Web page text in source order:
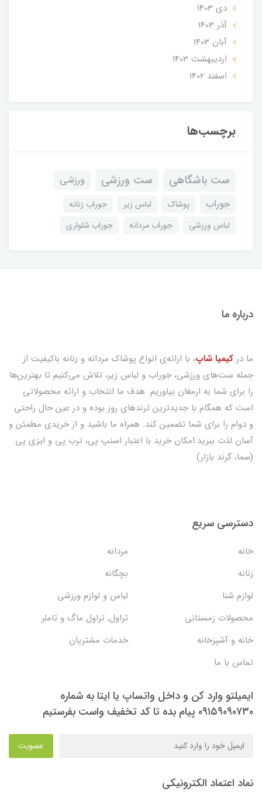
دی 1403
آذر 1403
آبان 1403
ارديبهشت 1403
اسفند 1402
برچسب‌ها
ست باشگاهی ست ورزشی
ورزشی
جوراب
پوشاک لباس زیر
جوراب زنانه
لباس ورزشی
جوراب مردانه جوراب شلواری
درباره ما
ما در کیمیا شاپ، با ارائه‌ی انواع پوشاک مردانه و زنانه باکیفیت از
جمله ست‌های ورزشی، جوراب و لباس زیر، تلاش می‌کنیم تا بهترین‌ها
را برای شما به ارمغان بیاوریم. هدف ما انتخاب و ارائه محصولاتی
است که همگام با جدیدترین ترندهای روز بوده و در عین حال راحتی
و دوام را برای شما تضمین کند. همراه ما باشید و از خریدی مطمئن و
آسان لذت ببرید.امکان خرید با اعتبار اسنپ پی، ترب پی و ایزی پی
(سما، گرند بازار)
دسترسی سریع
خانه
مردانه
زنانه
بچگانه
لوازم شنا
لباس و لوازم ورزشی
محصولات زمستانی
تراول, تراول ماگ و تاملر
خانه و آشپزخانه
خدمات مشتریان
تماس با ما
ایمیلتو وارد کن و داخل واتساپ یا ایتا به شماره
۰۹۱۵۹۰۹۰۷۳۰ پیام بده تا کد تخفیف واست بفرستیم
عضویت
نماد اعتماد الکترونیکی